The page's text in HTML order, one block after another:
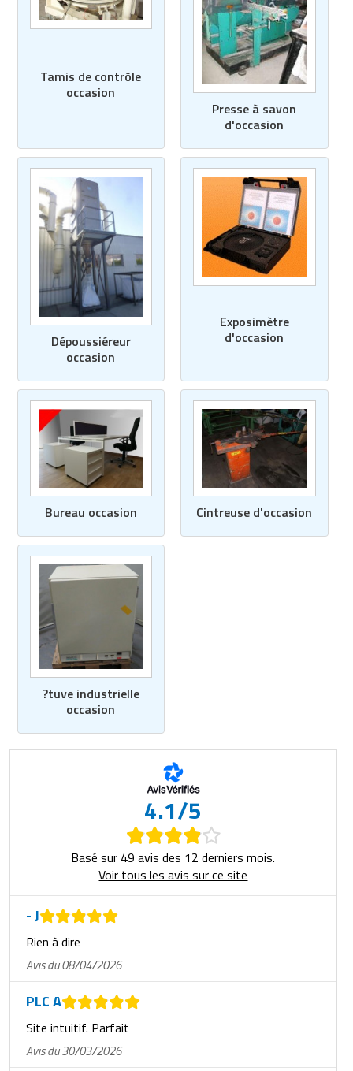
Tamis de contrôle
occasion
Presse à savon
d'occasion
Dépoussiéreur
occasion
Exposimètre
d'occasion
Bureau occasion Cintreuse d'occasion
?tuve industrielle
occasion
4.1/5
Basé sur 49 avis des 12 derniers mois.
Voir tous les avis sur ce site
- J
Rien à dire
Avis du 08/04/2026
PLC A
Site intuitif. Parfait
Avis du 30/03/2026